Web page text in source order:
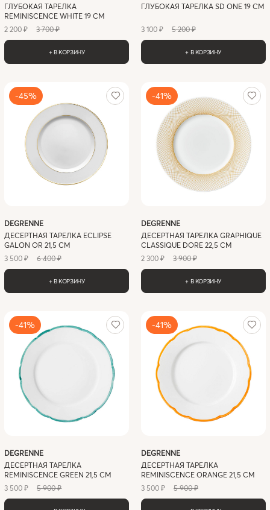
ГЛУБОКАЯ ТАРЕЛКА
REMINISCENCE WHITE 19 СМ
2 200 ₽
3 700 ₽
+ В КОРЗИНУ
ГЛУБОКАЯ ТАРЕЛКА SD ONE 19 СМ
3 100 ₽ 5 200 ₽
+ В КОРЗИНУ
-45%
DEGRENNE
ДЕСЕРТНАЯ ТАРЕЛКА ECLIPSE
GALON OR 21,5 СМ
3 500 ₽
6 400 ₽
+ В КОРЗИНУ
-41%
DEGRENNE
ДЕСЕРТНАЯ ТАРЕЛКА GRAPHIQUE
CLASSIQUE DORE 22,5 СМ
2 300 ₽
3 900 ₽
+ В КОРЗИНУ
-41%
DEGRENNE
ДЕСЕРТНАЯ ТАРЕЛКА
REMINISCENCE GREEN 21,5 СМ
3 500 ₽
5 900 ₽
-41%
DEGRENNE
ДЕСЕРТНАЯ ТАРЕЛКА
REMINISCENCE ORANGE 21,5 СМ
3 500 ₽
5 900 ₽